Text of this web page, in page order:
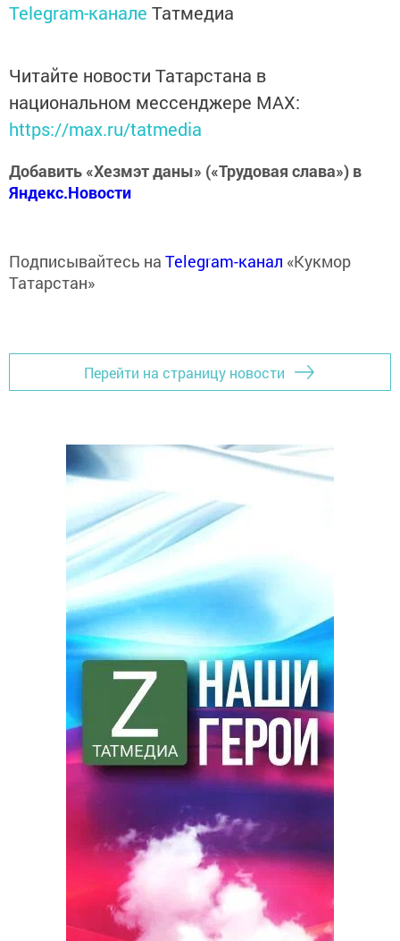
Telegram-канале Татмедиа
Читайте новости Татарстана в
национальном мессенджере MАХ:
https://max.ru/tatmedia
Добавить «Хезмэт даны» («Трудовая слава») в
Яндекс.Новости
Подписывайтесь на Telegram-канал «Кукмор
Татарстан»
Перейти на страницу новости